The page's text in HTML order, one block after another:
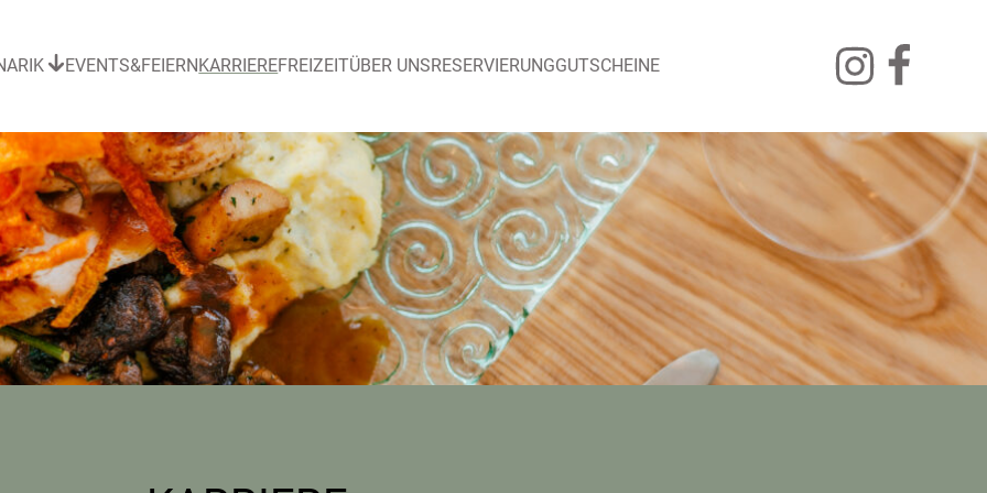
EVENTS&FEIERNKARRIEREFREIZEITÜBER UNSRESERVIERUNGGUTSCHEINE